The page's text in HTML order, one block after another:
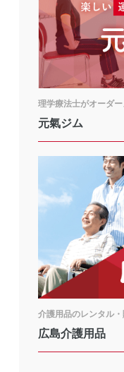
理学療法士がオーダ
元氣ジム
介護用品のレンタル
広島介護用品